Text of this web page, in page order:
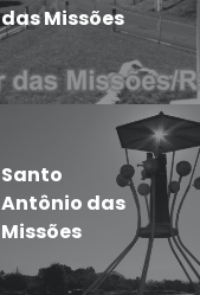
das Missões
Santo
Antônio das
Missões